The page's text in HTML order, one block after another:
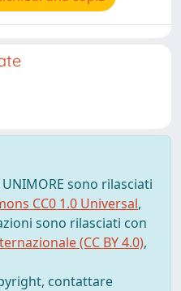
sono rilasciati
CC0 1.0 Universal,
sono rilasciati con
(CC BY 4.0),
contattare